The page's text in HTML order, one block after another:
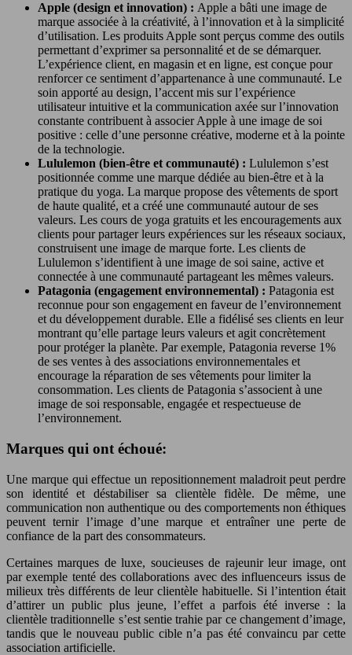
Apple (design et innovation) : Apple a bâti une image de
marque associée à la créativité, à l’innovation et à la simplicité
d’utilisation. Les produits Apple sont perçus comme des outils
permettant d’exprimer sa personnalité et de se démarquer.
L’expérience client, en magasin et en ligne, est conçue pour
renforcer ce sentiment d’appartenance à une communauté. Le
soin apporté au design, l’accent mis sur l’expérience
utilisateur intuitive et la communication axée sur l’innovation
constante contribuent à associer Apple à une image de soi
positive : celle d’une personne créative, moderne et à la pointe
de la technologie.
Lululemon (bien-être et communauté) : Lululemon s’est
positionnée comme une marque dédiée au bien-être et à la
pratique du yoga. La marque propose des vêtements de sport
de haute qualité, et a créé une communauté autour de ses
valeurs. Les cours de yoga gratuits et les encouragements aux
clients pour partager leurs expériences sur les réseaux sociaux,
construisent une image de marque forte. Les clients de
Lululemon s’identifient à une image de soi saine, active et
connectée à une communauté partageant les mêmes valeurs.
Patagonia (engagement environnemental) : Patagonia est
reconnue pour son engagement en faveur de l’environnement
et du développement durable. Elle a fidélisé ses clients en leur
montrant qu’elle partage leurs valeurs et agit concrètement
pour protéger la planète. Par exemple, Patagonia reverse 1%
de ses ventes à des associations environnementales et
encourage la réparation de ses vêtements pour limiter la
consommation. Les clients de Patagonia s’associent à une
image de soi responsable, engagée et respectueuse de
l’environnement.
Marques qui ont échoué:
Une marque qui effectue un repositionnement maladroit peut perdre
son identité et déstabiliser sa clientèle fidèle. De même, une
communication non authentique ou des comportements non éthiques
peuvent ternir l’image d’une marque et entraîner une perte de
confiance de la part des consommateurs.
Certaines marques de luxe, soucieuses de rajeunir leur image, ont
par exemple tenté des collaborations avec des influenceurs issus de
milieux très différents de leur clientèle habituelle. Si l’intention était
d’attirer un public plus jeune, l’effet a parfois été inverse : la
clientèle traditionnelle s’est sentie trahie par ce changement d’image,
tandis que le nouveau public cible n’a pas été convaincu par cette
association artificielle.